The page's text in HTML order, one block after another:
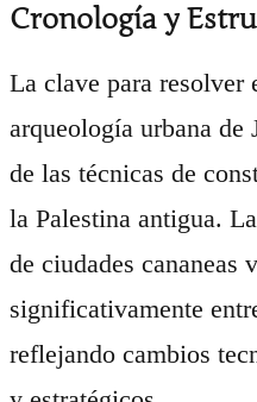
Cronología y
La clave para resolver
arqueología urbana
de las técnicas de
la Palestina antigua.
de ciudades cananeas
significativamente
reflejando cambios